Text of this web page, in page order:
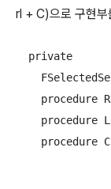
rl + C)으로 구현부
  private
procedure
procedure
procedure